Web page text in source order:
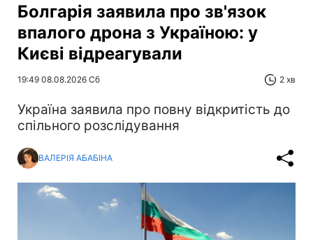
Болгарія заявила про зв'язок
впалого дрона з Україною: у
Києві відреагували
19:49 08.08.2026 Сб 2 хв
Україна заявила про повну відкритість до
спільного розслідування
ВАЛЕРІЯ АБАБІНА